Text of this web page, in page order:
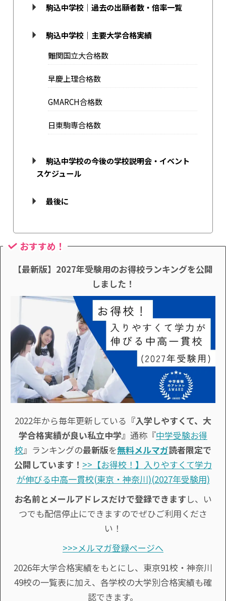
駒込中学校｜過去の出願者数・倍率一覧
駒込中学校｜主要大学合格実績
難関国立大合格数
早慶上理合格数
GMARCH合格数
日東駒専合格数
駒込中学校の今後の学校説明会・イベント
スケジュール
最後に
おすすめ！
【最新版】2027年受験用のお得校ランキングを公開
しました！
2022年から毎年更新している 『入学しやすくて、大
学合格実績が良い私立中学』 通称『中学受験お得
校』ランキングの最新版を無料メルマガ読者限定で
公開しています！ >>【お得校！】入りやすくて学力
が伸びる中高一貫校(東京・神奈川)(2027年受験用)
お名前とメールアドレスだけで登録できます し、い
つでも配信停止にできますのでぜひご利用くださ
い！
>>>メルマガ登録ページへ
2026年大学合格実績をもとにし、東京91校・神奈川
49校の一覧表に加え、各学校の大学別合格実績も確
認できます。